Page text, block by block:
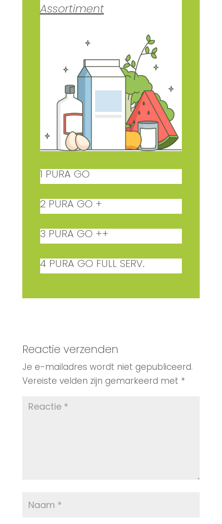
Assortiment
1 PURA GO
2 PURA GO +
3 PURA GO ++
4 PURA GO FULL SERV.
Reactie verzenden
Je e-mailadres wordt niet gepubliceerd.
Vereiste velden zijn gemarkeerd met *